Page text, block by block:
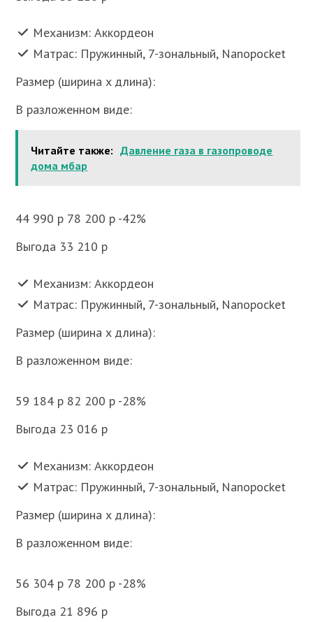
Механизм: Аккордеон
Матрас: Пружинный, 7-зональный, Nanopocket
Размер (ширина x длина):
В разложенном виде:
Читайте также: Давление газа в газопроводе
дома мбар
44 990 p 78 200 p -42%
Выгода 33 210 p
Механизм: Аккордеон
Матрас: Пружинный, 7-зональный, Nanopocket
Размер (ширина x длина):
В разложенном виде:
59 184 p 82 200 p -28%
Выгода 23 016 p
Механизм: Аккордеон
Матрас: Пружинный, 7-зональный, Nanopocket
Размер (ширина x длина):
В разложенном виде:
56 304 p 78 200 p -28%
Выгода 21 896 p